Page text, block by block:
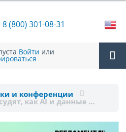
8 (800) 301-08-31
Войти или
и конференции
как AI и данные …